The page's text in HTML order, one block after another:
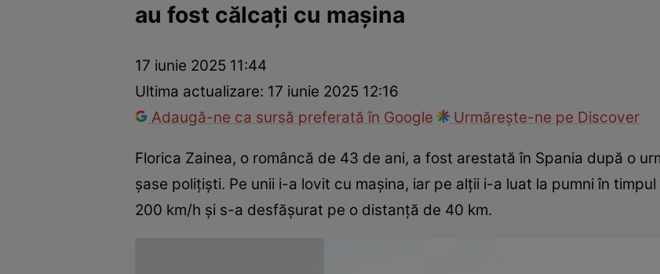
InternaționalFapt divers TehnologieNațional
au fost călcați cu mașina
17 iunie 2025 11:44
Ultima actualizare: 17 iunie 2025 12:16
Adaugă-ne ca sursă preferată în Google
Urmărește-ne pe Discover
Florica Zainea, o româncă de 43 de ani, a fost arestată în Spania după o
șase polițiști. Pe unii i-a lovit cu mașina, iar pe alții i-a luat la pumni în
200 km/h și s-a desfășurat pe o distanță de 40 km.